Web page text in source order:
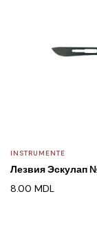
INSTRUMENTE
Лезвия Эскулап
8.00 MDL